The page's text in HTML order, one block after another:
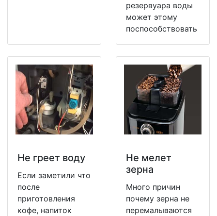
резервуара воды
может этому
поспособствовать
Не греет воду
Если заметили что
после
приготовления
кофе, напиток
Не мeлет
зерна
Много причин
почему зерна не
перемалываются